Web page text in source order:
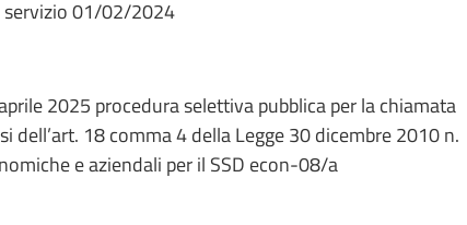
servizio 01/02/2024
2025 procedura selettiva pubblica per la chiamata
dell’art. 18 comma 4 della Legge 30 dicembre 2010 n.
e aziendali per il SSD econ-08/a